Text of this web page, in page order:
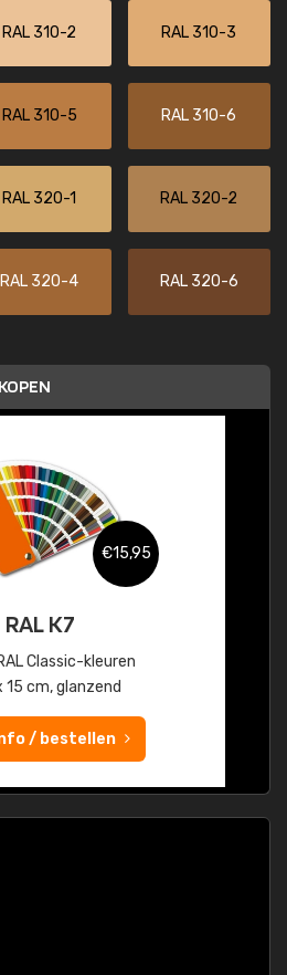
RAL 310-2 RAL 310-3
RAL 310-5 RAL 310-6
RAL 320-1 RAL 320-2
RAL 320-4 RAL 320-6
€15,95
RAL K7
Classic-kleuren
15 cm, glanzend
/ bestellen